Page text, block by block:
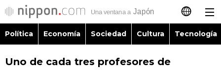
日本語
English
Política Economía Sociedad Cultura Tecnología
Uno de cada tres profesores de